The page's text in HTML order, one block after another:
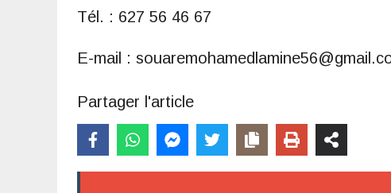
Tél. : 627 56 46 67
E-mail :
Partager l'article